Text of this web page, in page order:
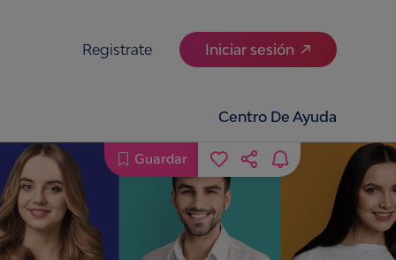
Registrate Iniciar sesión
Centro De Ayuda
Guardar